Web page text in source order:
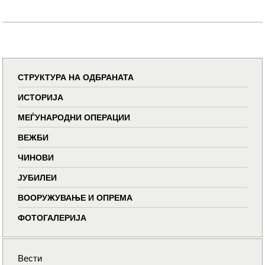
СТРУКТУРА НА ОДБРАНАТА
ИСТОРИЈА
МЕЃУНАРОДНИ ОПЕРАЦИИ
ВЕЖБИ
ЧИНОВИ
ЈУБИЛЕИ
ВООРУЖУВАЊЕ И ОПРЕМА
ФОТОГАЛЕРИЈА
Вести